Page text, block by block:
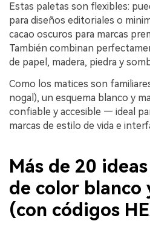
Estas paletas son flexibles:
para diseños editoriales o
cacao oscuros para marcas
También combinan
de papel, madera, piedra y
Como los matices son
nogal), un esquema blanco y
confiable y accesible — ideal
marcas de estilo de vida e
Más de 20
de color blanco
(con códigos